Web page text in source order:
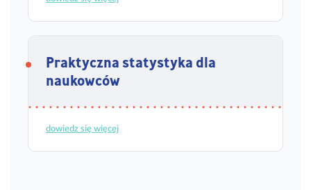
Praktyczna statystyka dla
naukowców
dowiedz się więcej